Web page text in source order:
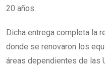
20 años.
Dicha entrega completa la
donde se renovaron los
áreas dependientes de las